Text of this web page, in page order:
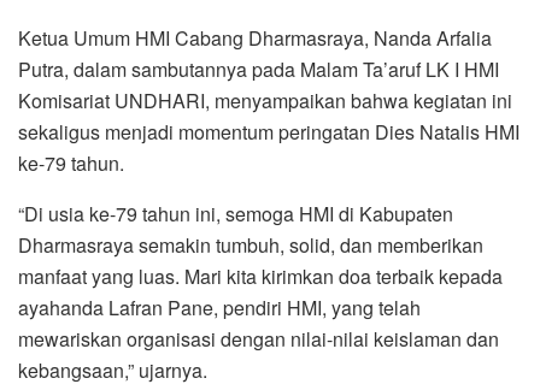
Ketua Umum HMI Cabang Dharmasraya, Nanda Arfalia
Putra, dalam sambutannya pada Malam Ta’aruf LK I HMI
Komisariat UNDHARI, menyampaikan bahwa kegiatan ini
sekaligus menjadi momentum peringatan Dies Natalis HMI
ke-79 tahun.
“Di usia ke-79 tahun ini, semoga HMI di Kabupaten
Dharmasraya semakin tumbuh, solid, dan memberikan
manfaat yang luas. Mari kita kirimkan doa terbaik kepada
ayahanda Lafran Pane, pendiri HMI, yang telah
mewariskan organisasi dengan nilai-nilai keislaman dan
kebangsaan,” ujarnya.